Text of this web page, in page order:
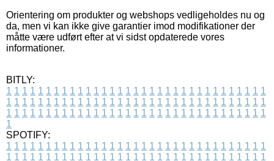
Orientering om produkter og webshops vedligeholdes nu og
da, men vi kan ikke give garantier imod modifikationer der
måtte være udført efter at vi sidst opdaterede vores
informationer.
BITLY:
1 1 1 1 1 1 1 1 1 1 1 1 1 1 1 1 1 1 1 1 1 1 1 1 1 1 1 1 1 1 1 1 1
1 1 1 1 1 1 1 1 1 1 1 1 1 1 1 1 1 1 1 1 1 1 1 1 1 1 1 1 1 1 1 1 1
1 1 1 1 1 1 1 1 1 1 1 1 1 1 1 1 1 1 1 1 1 1 1 1 1 1 1 1 1 1 1 1 1
1
SPOTIFY:
1 1 1 1 1 1 1 1 1 1 1 1 1 1 1 1 1 1 1 1 1 1 1 1 1 1 1 1 1 1 1 1 1
1 1 1 1 1 1 1 1 1 1 1 1 1 1 1 1 1 1 1 1 1 1 1 1 1 1 1 1 1 1 1 1 1